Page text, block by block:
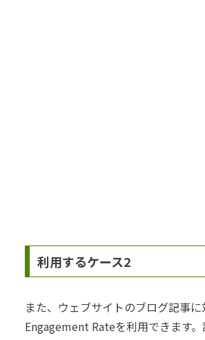
利用するケース2
また、ウェブサイトのブログ記事に
Engagement Rateを利用できます